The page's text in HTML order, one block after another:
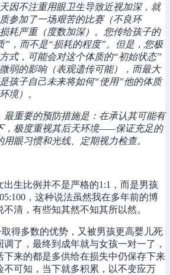
因不注重用眼卫生导致近视加深，就
参加了一场艰苦的比赛（不良环
耗严重（度数加深）。 您传给孩子的
”，而不是“损耗的程度”。但是，您极
式，可能会对这个体质的“初始状态”
弱的影响（表观遗传可能），而最大
孩子自己未来将如何“使用”他的体质
境）。
最重要的预防措施是：在承认其可能有
，极度重视其后天环境——保证充足的
眼习惯和光线、定期视力检查。
出生比例并不是严格的1:1，而是男孩
，这种说法虽然我在多年前的博
清，有些知其然不知其所以然。
得多数的优势，又被男孩更高婴儿死
了，最终到成年就与女孩一对一了，
下来的都是多供给在损失中仍保存下来
不可知，当下就多积累，以不变应万